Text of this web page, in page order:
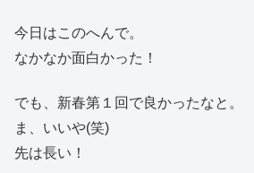
今日はこのへんで。
なかなか面白かった！
でも、新春第１回で良かったなと。
ま、いいや(笑)
先は長い！